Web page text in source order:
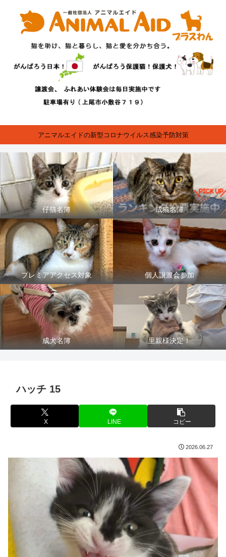
アニマルエイドの新型コロナウイルス感染予防対策
仔猫名簿 成猫名簿
プレミアアクセス対象 個人譲渡会参加
成犬名簿 里親様決定！
ハッチ 15
X LINE コピー
2026.06.27